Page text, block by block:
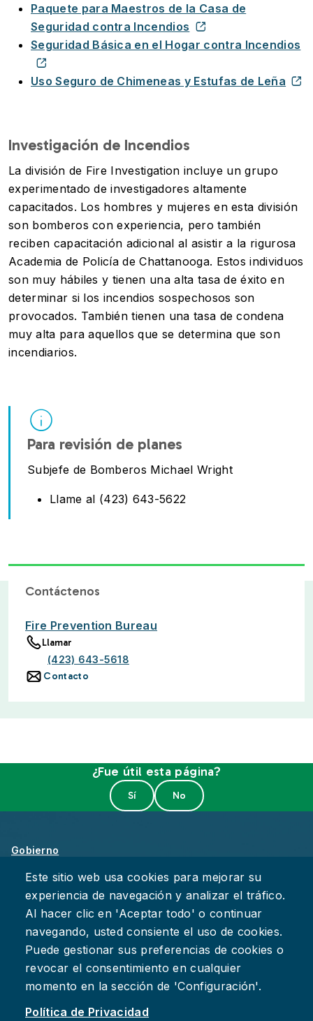
Paquete para Maestros de la Casa de
Seguridad contra Incendios
Seguridad Básica en el Hogar contra Incendios
Uso Seguro de Chimeneas y Estufas de Leña
Investigación de Incendios
La división de Fire Investigation incluye un grupo
experimentado de investigadores altamente
capacitados. Los hombres y mujeres en esta división
son bomberos con experiencia, pero también
reciben capacitación adicional al asistir a la rigurosa
Academia de Policía de Chattanooga. Estos individuos
son muy hábiles y tienen una alta tasa de éxito en
determinar si los incendios sospechosos son
provocados. También tienen una tasa de condena
muy alta para aquellos que se determina que son
incendiarios.
Para revisión de planes
Subjefe de Bomberos Michael Wright
Llame al (423) 643-5622
Contáctenos
Fire Prevention Bureau
Llamar
(423) 643-5618
Contacto
¿Fue útil esta página?
Gobierno
Sobre Chattanooga
Empleos
Política de Privacidad
Accesibilidad
Deje su Comentario
Este sitio web usa cookies para mejorar su
experiencia de navegación y analizar el tráfico.
Al hacer clic en 'Aceptar todo' o continuar
navegando, usted consiente el uso de cookies.
Puede gestionar sus preferencias de cookies o
revocar el consentimiento en cualquier
momento en la sección de 'Configuración'.
Política de Privacidad